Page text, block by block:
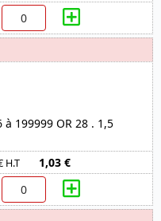
à 199999 OR 28 . 1,5
H.T 1,03 €